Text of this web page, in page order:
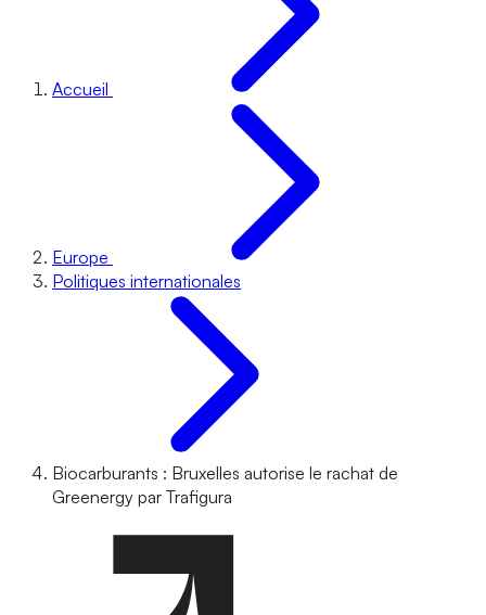
Accueil
Europe
Politiques internationales
Biocarburants : Bruxelles autorise le rachat de
Greenergy par Trafigura